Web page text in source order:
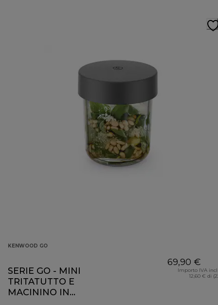
KENWOOD GO
SERIE GO - MINI
TRITATUTTO E
MACININO IN
69,90 €
Importo IVA
12,60 € di